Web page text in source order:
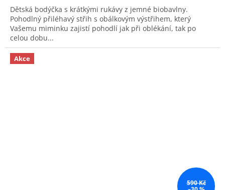
Dětská bodýčka s krátkými rukávy z jemné biobavlny.
Pohodlný přiléhavý střih s obálkovým výstřihem, který
Vašemu miminku zajistí pohodlí jak při oblékání, tak po
celou dobu...
Akce
590 Kč